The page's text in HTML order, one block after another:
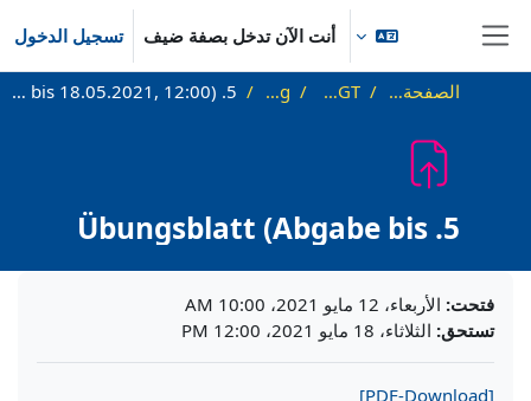
تخطى إلى المحتوى الرئيسي
أنت الآن تدخل بصفة ضيف تسجيل الدخول
الصفحة الرئيسية SS21_AGT
Übung
5. Übungsblatt (Abgabe bis 18.05.2021, 12:00)
5. Übungsblatt (Abgabe bis
18.05.2021, 12:00)
فتحت: الأربعاء، 12 مايو 2021، 10:00 AM
تستحق: الثلاثاء، 18 مايو 2021، 12:00 PM
[PDF-Download]